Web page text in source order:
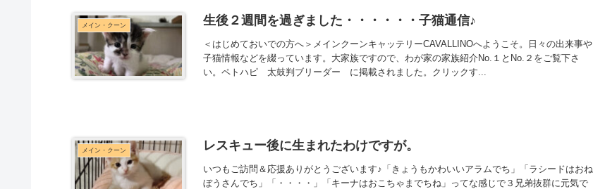
メイン・クーン 生後２週間を過ぎました・・・・・・子猫通信♪
＜はじめておいでの方へ＞メインクーンキャッテリーCAVALLINOへようこそ。日々の出来事や
子猫情報などを綴っています。大家族ですので、わが家の家族紹介No.１とNo.２をご覧下さ
い。ペトハピ 太鼓判ブリーダー に掲載されました。クリックす...
メイン・クーン レスキュー後に生まれたわけですが。
いつもご訪問＆応援ありがとうございます♪「きょうもかわいいアラムでち」「ラシードはおね
ぼうさんでち」「・・・・」「キーナはおこちゃまでちね」ってな感じで３兄弟抜群に元気で